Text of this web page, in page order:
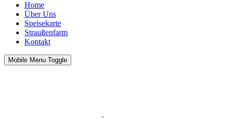
Home
Über Uns
Speisekarte
Straußenfarm
Kontakt
Mobile Menu Toggle